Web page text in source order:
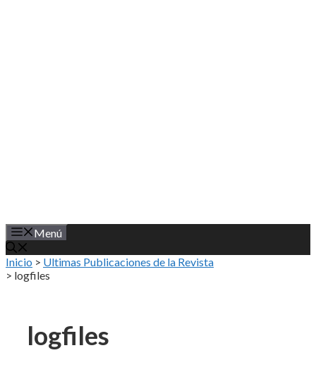
Menú
Inicio > Ultimas Publicaciones de la Revista
> logfiles
logfiles